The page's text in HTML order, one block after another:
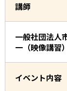
講師
一般社団法
一（映像講習）
イベント内容